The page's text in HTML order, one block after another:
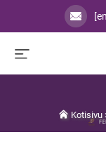
Kotisivu